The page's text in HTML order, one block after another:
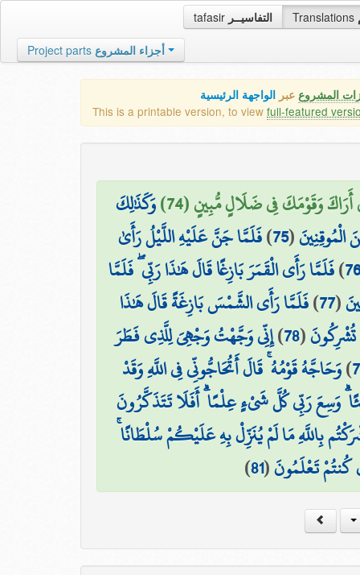
tafasir التفاسيــر Translations
Project parts أجزاء المشروع
المشروع عبر الواجهة الرئيسية
This is a printable version, to view full-featured
أَرَاكَ وَقَوْمَكَ فِي ضَلَالٍ مُّبِينٍ (74)
وَكَذَٰلِكَ
(
75
)فَلَمَّا جَنَّ عَلَيْهِ اللَّيْلُ رَأَىٰ
76
)فَلَمَّا رَأَى الْقَمَرَ بَازِغًا قَالَ هَٰذَا رَبِّي ۖ فَلَمَّا
(
77
)فَلَمَّا رَأَى الشَّمْسَ بَازِغَةً قَالَ هَٰذَا
(
78
)إِنِّي وَجَّهْتُ وَجْهِيَ لِلَّذِي فَطَرَ
)وَحَاجَّهُ قَوْمُهُ ۚ قَالَ أَتُحَاجُّونِّي فِي اللَّهِ وَقَدْ
وَسِعَ رَبِّي كُلَّ شَيْءٍ عِلْمًا ۗ أَفَلَا تَتَذَكَّرُونَ
بِاللَّهِ مَا لَمْ يُنَزِّلْ بِهِ عَلَيْكُمْ سُلْطَانًا
كُنتُمْ تَعْلَمُونَ(
81
)